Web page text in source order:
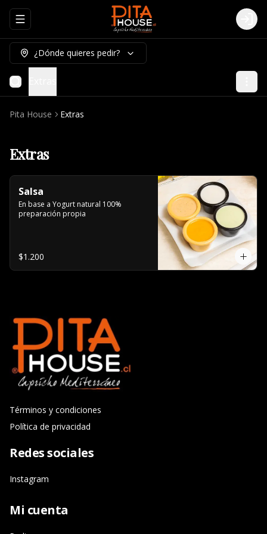
Abrir menu de navegación Login
¿Dónde quieres pedir?
Pita House Extras
Extras
Salsa
En base a Yogurt natural 100%
preparación propia
$1.200
Términos y condiciones
Política de privacidad
Redes sociales
Instagram
Mi cuenta